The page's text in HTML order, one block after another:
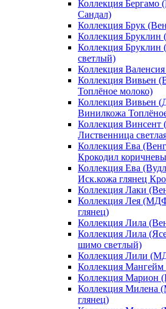
Коллекция
Сандал)
Коллекция Брук
Коллекция Бруклин
Коллекция Бруклин
светлый)
Коллекция
Коллекция Вивьен
Топлёное молоко)
Коллекция Вивьен
Винилкожа
Коллекция Винсент
Лиственница
Коллекция Ева
Крокодил
Коллекция Ева
Иск.кожа глянец
Коллекция Лаки
Коллекция Лея
глянец)
Коллекция Лила
Коллекция Лила
шимо светлый)
Коллекция Лили
Коллекция Мангейм
Коллекция Марион
Коллекция Милена
глянец)